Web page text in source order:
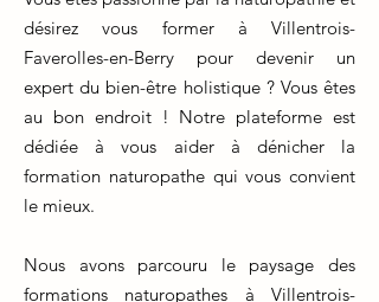
désirez vous former à Villentrois-
Faverolles-en-Berry pour devenir un
expert du bien-être holistique ? Vous êtes
au bon endroit ! Notre plateforme est
dédiée à vous aider à dénicher la
formation naturopathe qui vous convient
le mieux.
Nous avons parcouru le paysage des
formations naturopathes à Villentrois-